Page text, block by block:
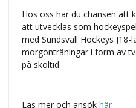
Hos oss har du chansen att
att utvecklas som
med Sundsvall Hockeys J18-
morgonträningar i form av
på skoltid.
Läs mer och ansök här